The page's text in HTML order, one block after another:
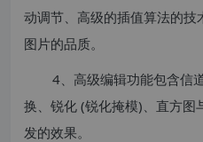
动调节、高级的插值算法的
图片的品质。
4、高级编辑功能包含信
换、锐化 (锐化掩模)、直方图
发的效果。